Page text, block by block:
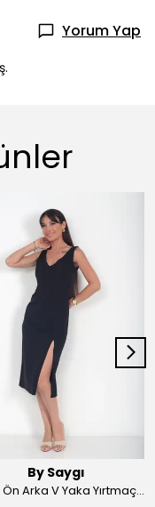
Yorum Yap
By Saygı
Kadın Ön Arka V Yaka Yırtmaçlı Likralı Scuba Midi Elbise - Siyah